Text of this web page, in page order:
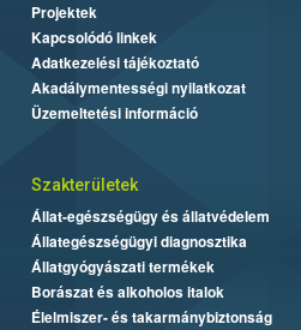
Projektek
Kapcsolódó linkek
Adatkezelési tájékoztató
Akadálymentességi nyilatkozat
Üzemeltetési információ
Szakterületek
Állat-egészségügy és állatvédelem
Állategészségügyi diagnosztika
Állatgyógyászati termékek
Borászat és alkoholos italok
Élelmiszer- és takarmánybiztonság